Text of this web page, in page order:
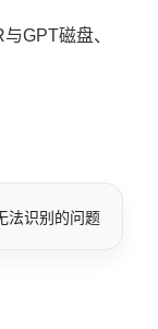
GPT磁盘、
法识别的问题